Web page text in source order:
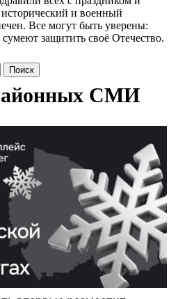
и военный
Все могут быть уверены:
защитить своё Отечество.